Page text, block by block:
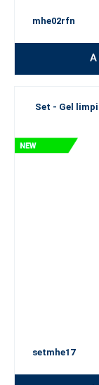
mhe02rfn
Set - Gel
setmhe17